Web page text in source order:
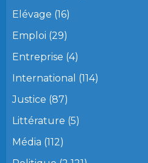
Elévage (16)
Emploi (29)
Entreprise (4)
International (114)
Justice (87)
Littérature (5)
Média (112)